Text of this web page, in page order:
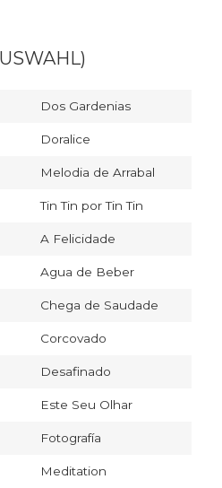
Dos Gardenias
Doralice
Melodia de Arrabal
Tin Tin por Tin Tin
A Felicidade
Agua de Beber
Chega de Saudade
Corcovado
Desafinado
Este Seu Olhar
Fotografía
Meditation